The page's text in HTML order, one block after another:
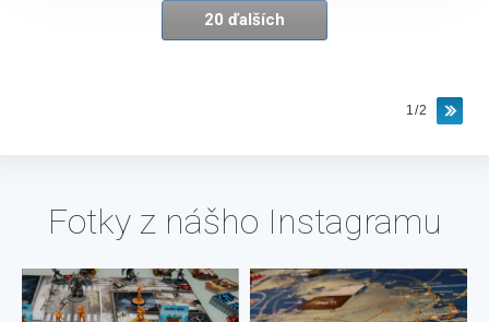
20 ďalších
1/2
Fotky z nášho Instagramu